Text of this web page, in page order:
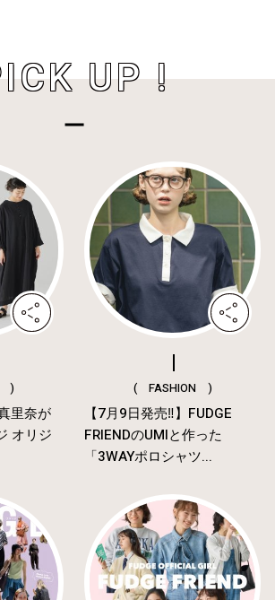
UP !
)
里奈が
オリジ
( FASHION )
【7月9日発売‼︎】FUDGE
FRIENDのUMIと作った
「3WAYポロシャツ...